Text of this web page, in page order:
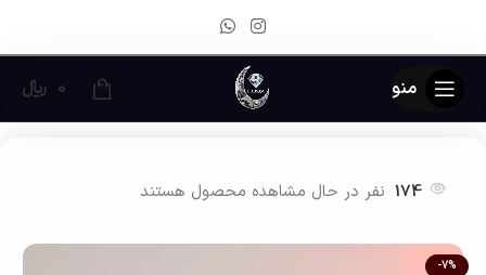
منو 0 ﷼
انگشتر نقره زنانه
174 نفر در حال مشاهده محصول هستند
-7%